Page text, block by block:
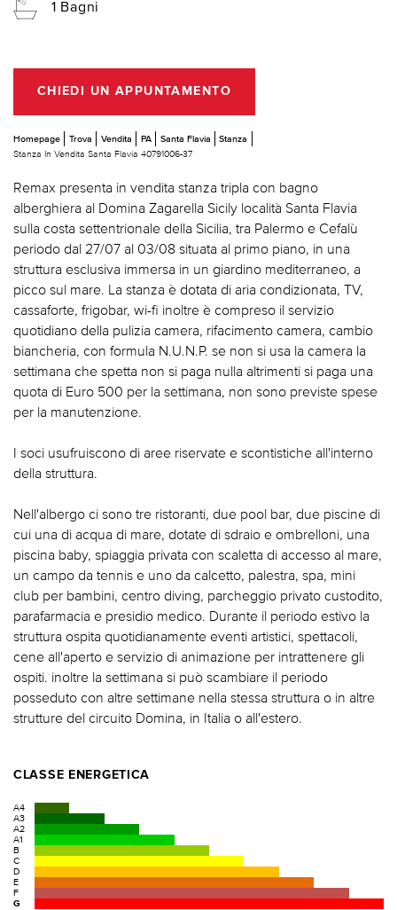
1 Bagni
CHIEDI UN APPUNTAMENTO
Homepage Trova Vendita PA Santa Flavia
Stanza
Stanza In Vendita Santa Flavia 40791006-37
Remax presenta in vendita stanza tripla con bagno
alberghiera al Domina Zagarella Sicily località Santa Flavia
sulla costa settentrionale della Sicilia, tra Palermo e Cefalù
periodo dal 27/07 al 03/08 situata al primo piano, in una
struttura esclusiva immersa in un giardino mediterraneo, a
picco sul mare. La stanza è dotata di aria condizionata, TV,
cassaforte, frigobar, wi-fi inoltre è compreso il servizio
quotidiano della pulizia camera, rifacimento camera, cambio
biancheria, con formula N.U.N.P. se non si usa la camera la
settimana che spetta non si paga nulla altrimenti si paga una
quota di Euro 500 per la settimana, non sono previste spese
per la manutenzione.
I soci usufruiscono di aree riservate e scontistiche all'interno
della struttura.
Nell'albergo ci sono tre ristoranti, due pool bar, due piscine di
cui una di acqua di mare, dotate di sdraio e ombrelloni, una
piscina baby, spiaggia privata con scaletta di accesso al mare,
un campo da tennis e uno da calcetto, palestra, spa, mini
club per bambini, centro diving, parcheggio privato custodito,
parafarmacia e presidio medico. Durante il periodo estivo la
struttura ospita quotidianamente eventi artistici, spettacoli,
cene all'aperto e servizio di animazione per intrattenere gli
ospiti. inoltre la settimana si può scambiare il periodo
posseduto con altre settimane nella stessa struttura o in altre
strutture del circuito Domina, in Italia o all'estero.
CLASSE ENERGETICA
A4
A3
A2
A1
B
C
D
E
F
G